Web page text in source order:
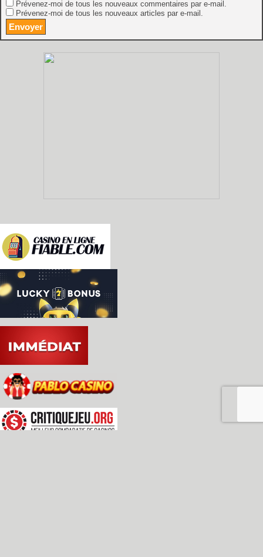
Prévenez-moi de tous les nouveaux commentaires par e-mail.
Prévenez-moi de tous les nouveaux articles par e-mail.